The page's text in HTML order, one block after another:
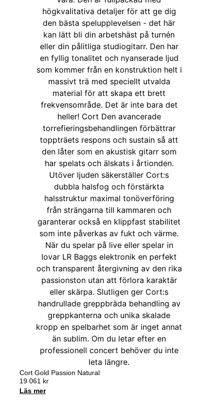
Cort Gold Passion Natural
19 061 kr
Läs mer